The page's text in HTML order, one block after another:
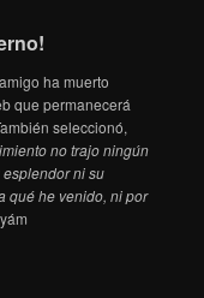
ha muerto
que permanecerá
seleccionó,
no trajo ningún
ni su
qué he venido, ni por